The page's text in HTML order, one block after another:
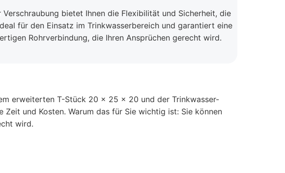
bietet Ihnen die Flexibilität und Sicherheit, die
für den Einsatz im Trinkwasserbereich und garantiert eine
Rohrverbindung, die Ihren Ansprüchen gerecht wird.
erweiterten T-Stück 20 x 25 x 20 und der Trinkwasser-
und Kosten. Warum das für Sie wichtig ist: Sie können
wird.